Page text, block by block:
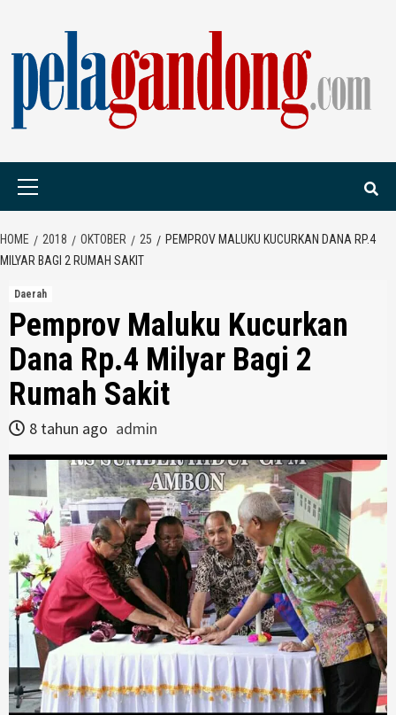
content
HOME 2018 OKTOBER 25
PEMPROV MALUKU KUCURKAN DANA RP.4
MILYAR BAGI 2 RUMAH SAKIT
Daerah
Pemprov Maluku Kucurkan
Dana Rp.4 Milyar Bagi 2
Rumah Sakit
8 tahun ago admin